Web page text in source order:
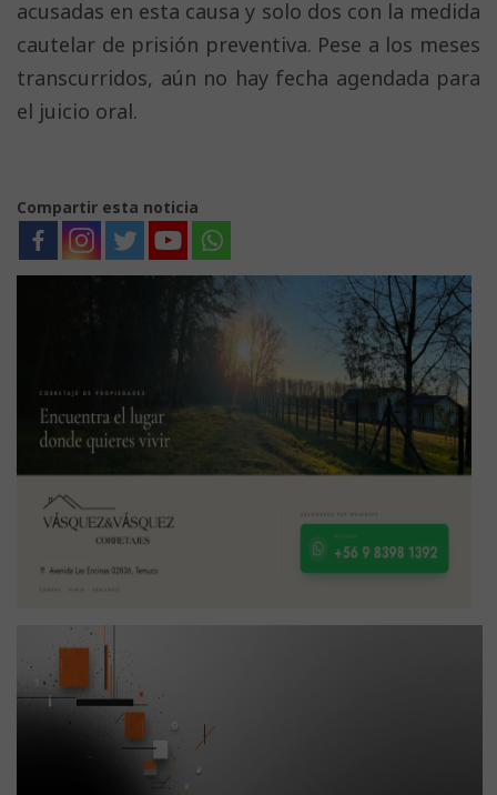
acusadas en esta causa y solo dos con la medida
cautelar de prisión preventiva. Pese a los meses
transcurridos, aún no hay fecha agendada para
el juicio oral.
Compartir esta noticia